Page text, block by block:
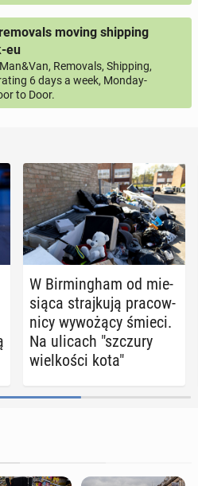
moving shipping
eu
Removals, Shipping,
6 days a week, Monday-
to Door.
W Bir­ming­ham od mie­
sią­ca straj­ku­ją pra­cow­
ni­cy wy­wo­żą­cy śmieci.
Na ulicach "szczury
wiel­ko­ści kota"